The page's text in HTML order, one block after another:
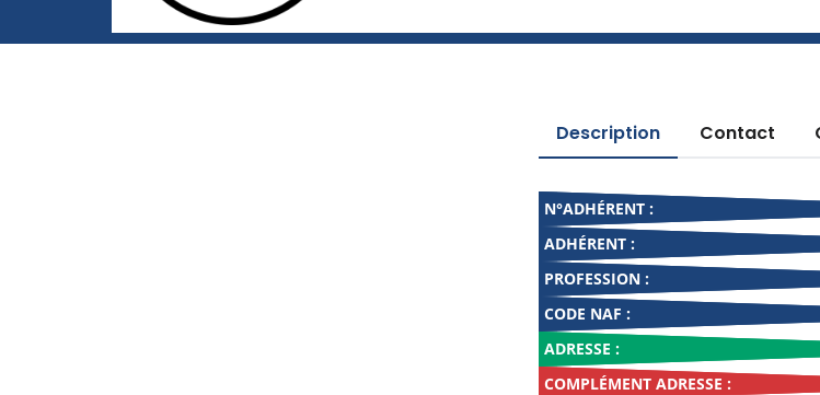
Description Contact
N°ADHÉRENT :
ADHÉRENT :
PROFESSION :
CODE NAF :
ADRESSE :
COMPLÉMENT ADRESSE :